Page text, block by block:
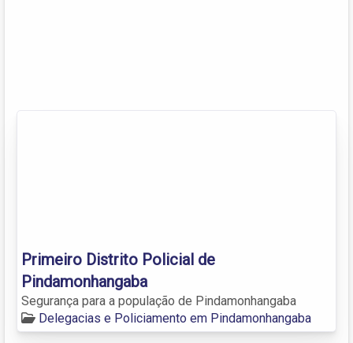
Primeiro Distrito Policial de
Pindamonhangaba
Segurança para a população de Pindamonhangaba
Delegacias e Policiamento em Pindamonhangaba